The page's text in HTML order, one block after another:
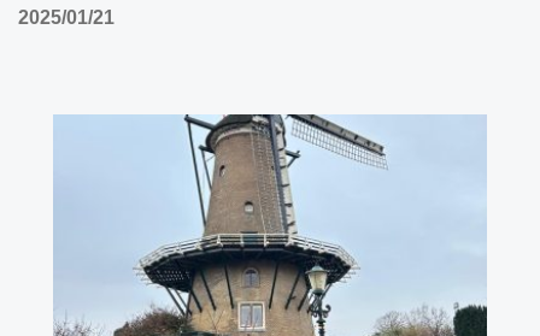
2025/01/21